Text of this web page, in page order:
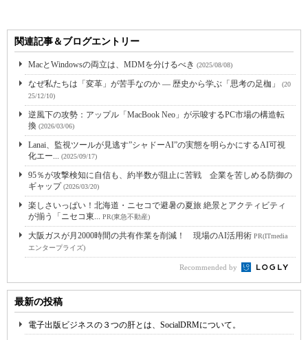
関連記事＆ブログエントリー
MacとWindowsの両立は、MDMを分けるべき (2025/08/08)
なぜ私たちは「変革」が苦手なのか ― 歴史から学ぶ「思考の足枷」
(20
25/12/10)
逆風下の攻勢：アップル「MacBook Neo」が示唆するPC市場の構造転
換 (2026/03/06)
Lanai、監視ツールが見逃す”シャドーAI”の実態を明らかにするAI可視
化エー...
(2025/09/17)
95％が攻撃検知に自信も、約半数が阻止に苦戦 企業を苦しめる防御の
ギャップ(2026/03/20)
楽しさいっぱい！北海道・ニセコで避暑の夏旅 絶景とアクティビティ
が揃う「ニセコ東...
PR(東急不動産)
大阪ガスが月2000時間の共有作業を削減！ 現場のAI活用術 PR(ITmedia
エンタープライズ)
Recommended by
最新の投稿
電子出版ビジネスの３つの肝とは、SocialDRMについて。